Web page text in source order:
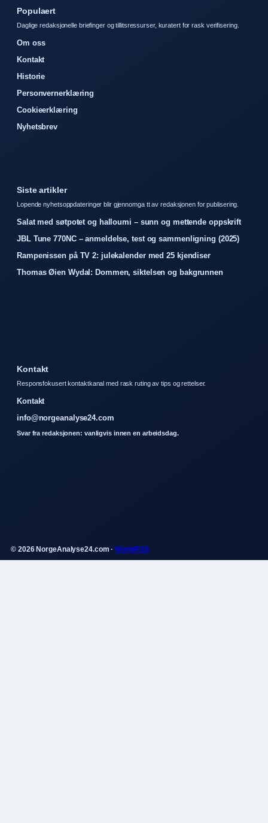
Populaert
Daglige redaksjonelle briefinger og tillitsressurser, kuratert for rask verifisering.
Om oss
Kontakt
Historie
Personvernerklæring
Cookieerklæring
Nyhetsbrev
Siste artikler
Lopende nyhetsoppdateringer blir gjennomga tt av redaksjonen for publisering.
Salat med søtpotet og halloumi – sunn og mettende oppskrift
JBL Tune 770NC – anmeldelse, test og sammenligning (2025)
Rampenissen på TV 2: julekalender med 25 kjendiser
Thomas Øien Wydal: Dommen, siktelsen og bakgrunnen
Kontakt
Responsfokusert kontaktkanal med rask ruting av tips og rettelser.
Kontakt
info@norgeanalyse24.com
Svar fra redaksjonen: vanligvis innen en arbeidsdag.
© 2026 NorgeAnalyse24.com ·WorldRSS